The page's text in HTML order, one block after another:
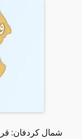
شمال كردفان: